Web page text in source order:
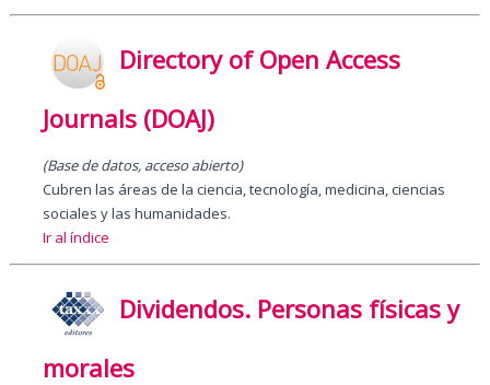
Directory of Open Access
Journals (DOAJ)
(Base de datos, acceso abierto)
Cubren las áreas de la ciencia, tecnología, medicina, ciencias
sociales y las humanidades.
Ir al índice
Dividendos. Personas físicas y
morales